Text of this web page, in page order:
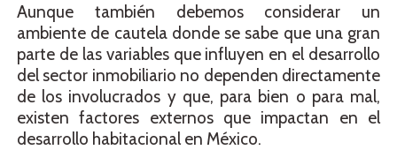
Aunque también debemos considerar un
ambiente de cautela donde se sabe que una gran
parte de las variables que influyen en el desarrollo
del sector inmobiliario no dependen directamente
de los involucrados y que, para bien o para mal,
existen factores externos que impactan en el
desarrollo habitacional en México.